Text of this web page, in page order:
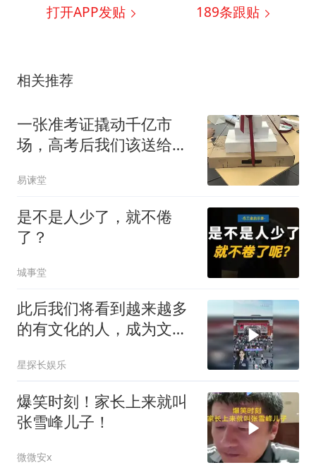
打开APP发贴 189条跟贴
相关推荐
一张准考证撬动千亿市
场，高考后我们该送给孩
易谏堂
是不是人少了，就不倦
了？
城事堂
此后我们将看到越来越多
的有文化的人，成为文化
星探长娱乐
爆笑时刻！家长上来就叫
张雪峰儿子！
微微安x